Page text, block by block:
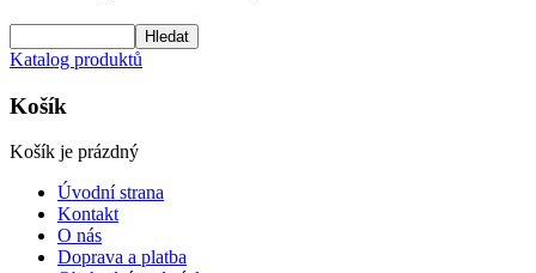
Katalog produktů
Košík
Košík je prázdný
Úvodní strana
Kontakt
O nás
Doprava a platba